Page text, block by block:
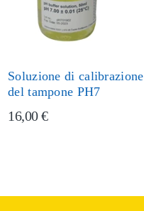
Soluzione di calibrazione
del tampone PH7
16,00 €